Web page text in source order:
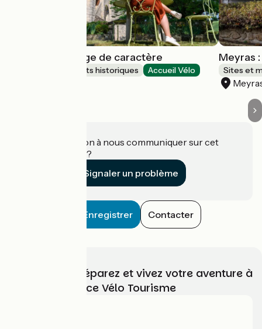
Chassiers : village de caractère
Sites et monuments historiques Accueil Vélo
Meyras
Sites et
Une information à nous communiquer sur cet
établissement ?
Signaler un problème
Enregistrer Contacter
Choisissez, préparez et vivez votre aventure à
vélo avec France Vélo Tourisme